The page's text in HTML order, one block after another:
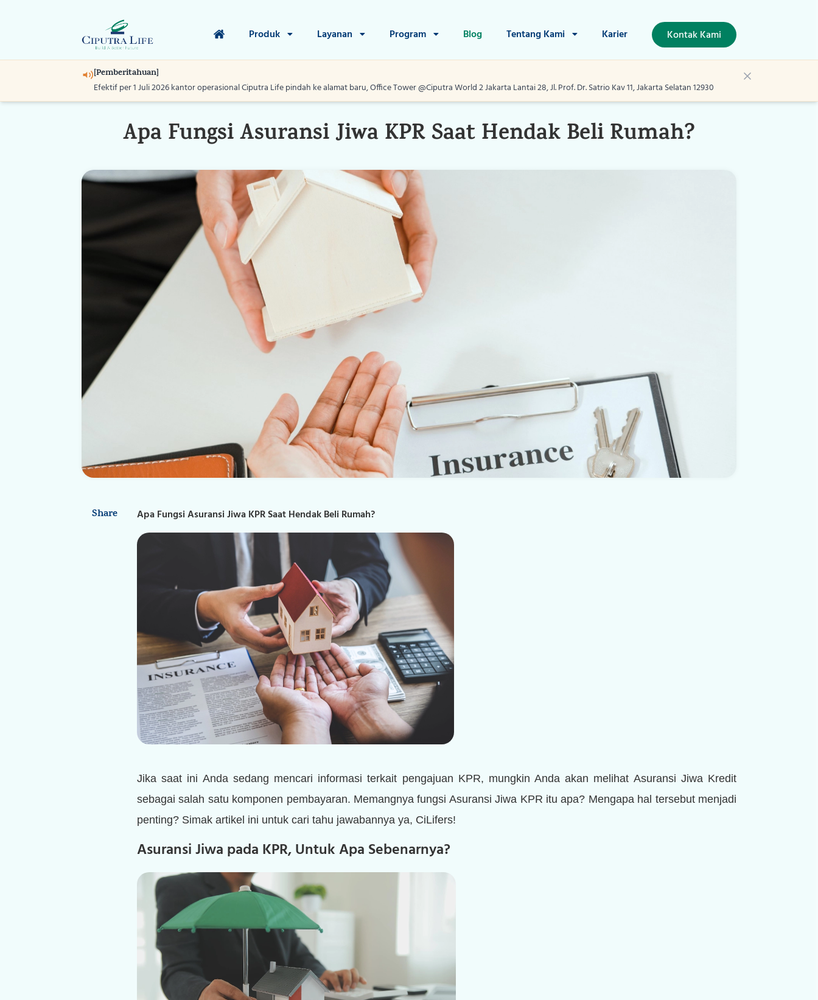
Produk Layanan Program Blog Tentang Kami Karier Kontak Kami
[Pemberitahuan]
Efektif per 1 Juli 2026 kantor operasional Ciputra Life pindah ke alamat baru, Office Tower @Ciputra World 2 Jakarta Lantai 28, Jl. Prof. Dr. Satrio Kav 11, Jakarta Selatan 12930
Home
Layanan
Program
Blog
Tentang Kami
Kontak Kami
Editorial 27 Mei 2024
Apa Fungsi Asuransi Jiwa KPR Saat Hendak Beli Rumah?
Share Apa Fungsi Asuransi Jiwa KPR Saat Hendak Beli Rumah?
Jika saat ini Anda sedang mencari informasi terkait pengajuan KPR, mungkin Anda akan melihat Asuransi Jiwa Kredit
sebagai salah satu komponen pembayaran. Memangnya fungsi Asuransi Jiwa KPR itu apa? Mengapa hal tersebut menjadi
penting? Simak artikel ini untuk cari tahu jawabannya ya, CiLifers!
Asuransi Jiwa pada KPR, Untuk Apa Sebenarnya?